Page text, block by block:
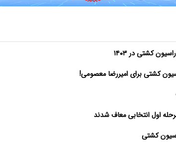
کشتی برای امیررضا معصومی!
اول انتخابی معاف شدند